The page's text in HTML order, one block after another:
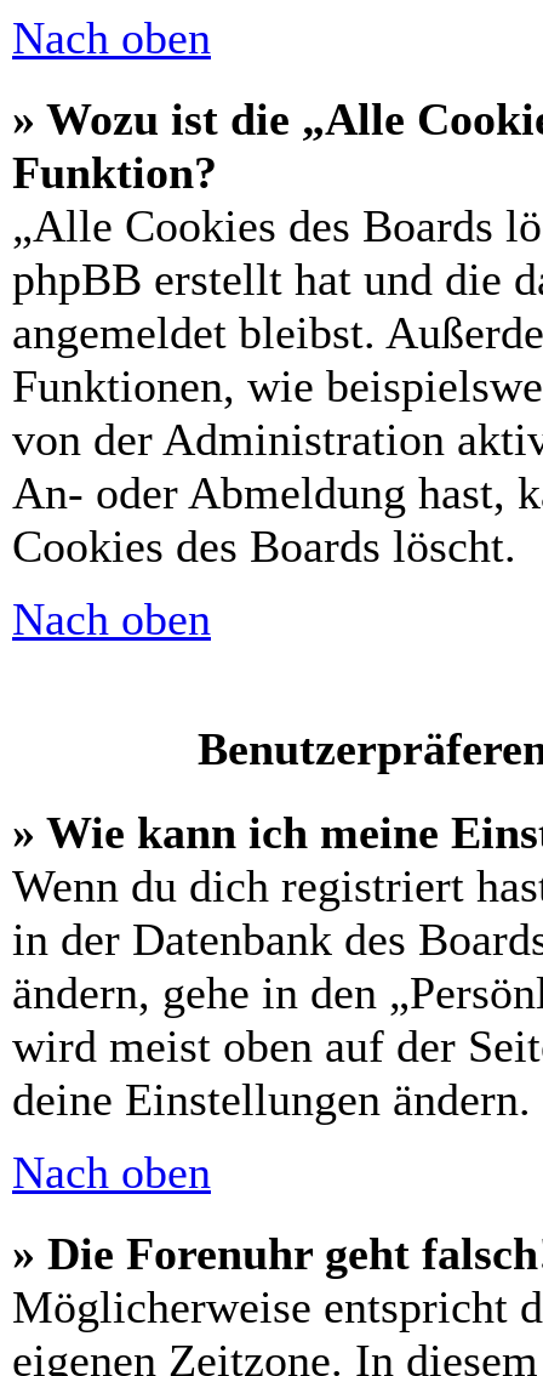
Nach oben
» Wozu ist die „Alle
Funktion?
„Alle Cookies des Boards
phpBB erstellt hat und die
angemeldet bleibst.
Funktionen, wie
von der Administration
An- oder Abmeldung hast,
Cookies des Boards löscht.
Nach oben
» Wie kann ich meine
Wenn du dich registriert
in der Datenbank des
ändern, gehe in den
wird meist oben auf der
deine Einstellungen ändern.
Nach oben
» Die Forenuhr geht
Möglicherweise entspricht
eigenen Zeitzone. In